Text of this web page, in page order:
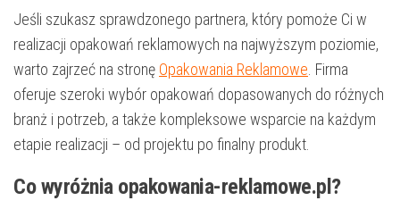
Jeśli szukasz sprawdzonego partnera, który pomoże Ci w
realizacji opakowań reklamowych na najwyższym poziomie,
warto zajrzeć na stronę Opakowania Reklamowe . Firma
oferuje szeroki wybór opakowań dopasowanych do różnych
branż i potrzeb, a także kompleksowe wsparcie na każdym
etapie realizacji – od projektu po finalny produkt.
Co wyróżnia opakowania-reklamowe.pl?